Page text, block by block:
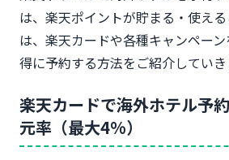
は、楽天ポイントが貯まる・使え
は、楽天カードや各種キャンペー
得に予約する方法をご紹介していき
楽天カードで海外ホテル予
元率（最大4%）